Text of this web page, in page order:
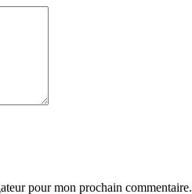
pour mon prochain commentaire.